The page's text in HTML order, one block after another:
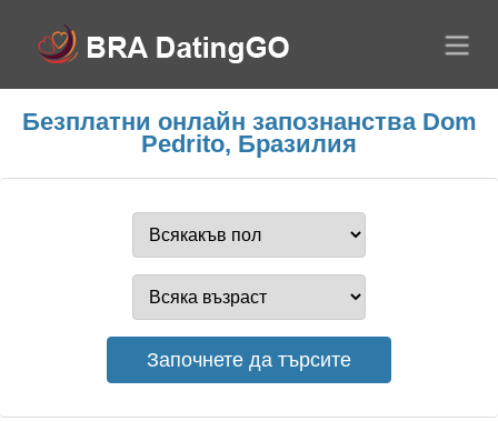
Безплатни онлайн запознанства Dom
Pedrito, Бразилия